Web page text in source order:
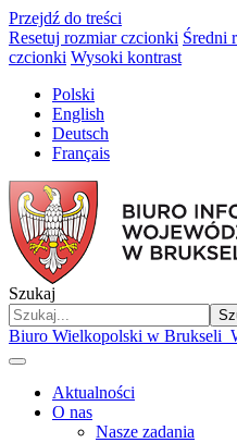
Przejdź do treści
Resetuj rozmiar czcionki Średni
czcionki Wysoki kontrast
Polski
English
Deutsch
Français
Szukaj
Biuro Wielkopolski w Brukseli
Aktualności
O nas
Nasze zadania